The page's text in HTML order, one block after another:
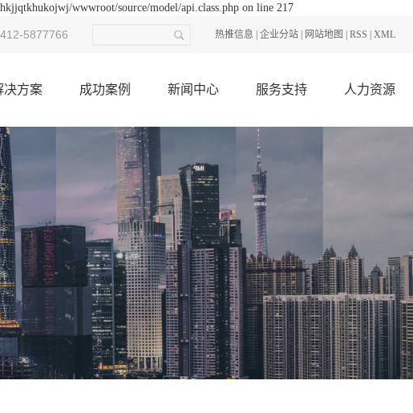
wwwroot/source/model/api.class.php on line 217
热推信息 企业分站 网站地图 RSS XML
5877766
决方案 成功案例 新闻中心 服务支持 人力资源